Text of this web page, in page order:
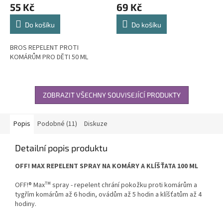
55 Kč
Do košíku
BROS REPELENT PROTI
KOMÁRŮM PRO DĚTI 50 ML
69 Kč
Do košíku
ZOBRAZIT VŠECHNY SOUVISEJÍCÍ PRODUKTY
Popis Podobné (11) Diskuze
Detailní popis produktu
OFF! MAX REPELENT SPRAY NA KOMÁRY A KLÍŠŤATA 100 ML
OFF!® Maxᵀᴹ spray - repelent chrání pokožku proti komárům a
tygřím komárům až 6 hodin, ovádům až 5 hodin a klíšťatům až 4
hodiny.